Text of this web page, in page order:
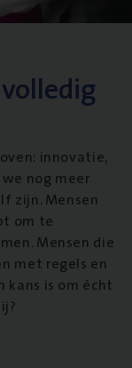
innovatie,
nog meer
zijn. Mensen
om te
Mensen die
met regels en
is om écht